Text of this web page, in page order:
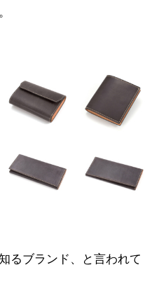
るブランド、と言われて